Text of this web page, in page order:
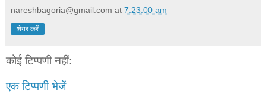
nareshbagoria@gmail.com at 7:23:00 am
शेयर करें
कोई टिप्पणी नहीं:
एक टिप्पणी भेजें